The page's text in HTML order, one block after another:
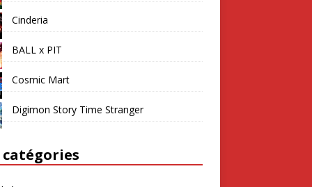
Cinderia
BALL x PIT
Cosmic Mart
Digimon Story Time Stranger
catégories